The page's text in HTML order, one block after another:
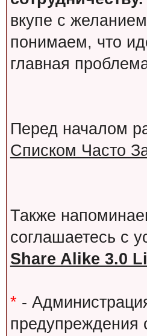
вкупе с
понимаем, что
главная
Перед началом
Списком Часто
Также
соглашаетесь с
Share Alike 3.0
* -
предупреждения